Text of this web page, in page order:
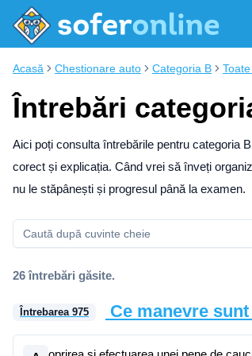
Acasă Chestionare auto Categoria B
Întrebări
Aici poți consulta întrebările pentru categoria
corect și explicația. Când vrei să înveți
nu le stăpânești și progresul până la examen.
26 întrebări găsite.
Întrebarea 975 Ce manevre